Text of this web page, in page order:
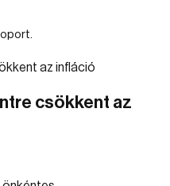
csökkent az